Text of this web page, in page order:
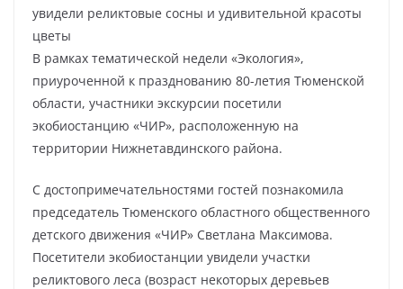
увидели реликтовые сосны и удивительной красоты
цветы
В рамках тематической недели «Экология»,
приуроченной к празднованию 80-летия Тюменской
области, участники экскурсии посетили
экобиостанцию «ЧИР», расположенную на
территории Нижнетавдинского района.
С достопримечательностями гостей познакомила
председатель Тюменского областного общественного
детского движения «ЧИР» Светлана Максимова.
Посетители экобиостанции увидели участки
реликтового леса (возраст некоторых деревьев